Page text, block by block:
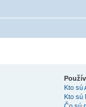
Kto sú
Kto sú